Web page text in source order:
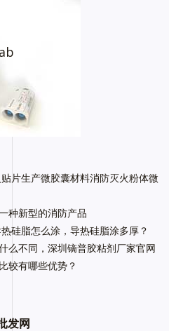
片生产微胶囊材料消防灭火粉体微
种新型的消防产品
硅脂怎么涂，导热硅脂涂多厚？
么不同，深圳镝普胶粘剂厂家官网
较有哪些优势？
发网